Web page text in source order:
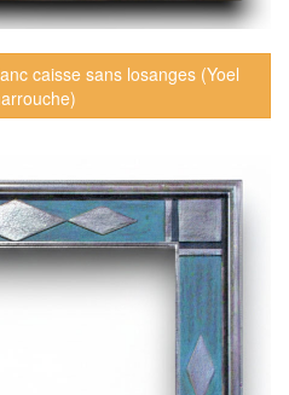
caisse sans losanges (Yoel